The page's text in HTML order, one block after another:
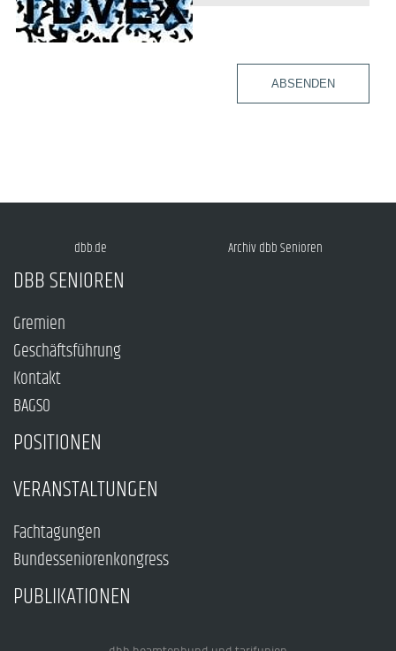
ABSENDEN
dbb.de Archiv dbb Senioren
DBB SENIOREN
Gremien
Geschäftsführung
Kontakt
BAGSO
POSITIONEN
VERANSTALTUNGEN
Fachtagungen
Bundesseniorenkongress
PUBLIKATIONEN